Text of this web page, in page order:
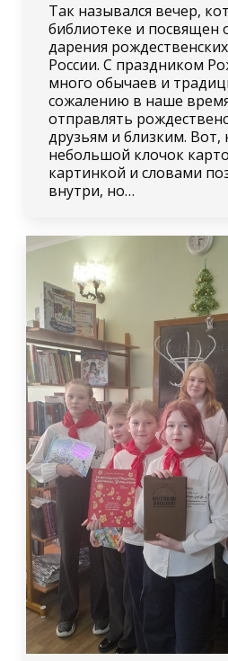
Так назывался вечер,
библиотеке и посвящен
дарения
России. С праздником
много обычаев и
сожалению в наше
отправлять
друзьям и близким. Вот,
небольшой клочок
картинкой и словами
внутри, но…